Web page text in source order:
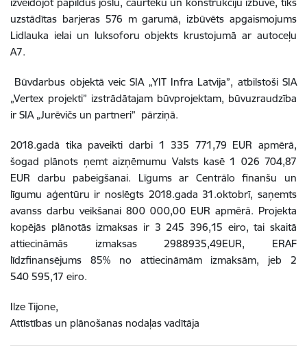
uzstādītas barjeras 576 m garumā, izbūvēts apgaismojums
Lidlauka ielai un luksoforu objekts krustojumā ar autoceļu
A7.
Būvdarbus objektā veic SIA „YIT Infra Latvija”, atbilstoši SIA
„Vertex projekti” izstrādātajam būvprojektam, būvuzraudzība
ir SIA „Jurēvičs un partneri” pārziņā.
2018.gadā tika paveikti darbi 1 335 771,79 EUR apmērā,
šogad plānots ņemt aizņēmumu Valsts kasē 1 026 704,87
EUR darbu pabeigšanai. Līgums ar Centrālo finanšu un
līgumu aģentūru ir noslēgts 2018.gada 31.oktobrī, saņemts
avanss darbu veikšanai 800 000,00 EUR apmērā. Projekta
kopējās plānotās izmaksas ir 3 245 396,15 eiro, tai skaitā
attiecināmās izmaksas 2988935,49EUR, ERAF
līdzfinansējums 85% no attiecināmām izmaksām, jeb 2
540 595,17 eiro.
Ilze Tijone,
Attīstības un plānošanas nodaļas vadītāja